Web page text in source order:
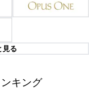
見る
キング